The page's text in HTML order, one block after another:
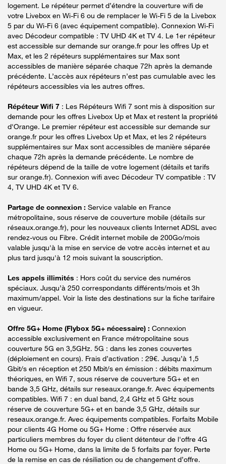
logement. Le répéteur permet d’étendre la couverture wifi de
votre Livebox en Wi-Fi 6 ou de remplacer le Wi-Fi 5 de la Livebox
5 par du Wi-Fi 6 (avec équipement compatible). Connexion Wi-Fi
avec Décodeur compatible : TV UHD 4K et TV 4. Le 1er répéteur
est accessible sur demande sur orange.fr pour les offres Up et
Max, et les 2 répéteurs supplémentaires sur Max sont
accessibles de manière séparée chaque 72h après la demande
précédente. L’accès aux répéteurs n’est pas cumulable avec les
répéteurs accessibles via les autres offres.
Répéteur Wifi 7 : Les Répéteurs Wifi 7 sont mis à disposition sur
demande pour les offres Livebox Up et Max et restent la propriété
d'Orange. Le premier répéteur est accessible sur demande sur
orange.fr pour les offres Livebox Up et Max, et les 2 répéteurs
supplémentaires sur Max sont accessibles de manière séparée
chaque 72h après la demande précédente. Le nombre de
répéteurs dépend de la taille de votre logement (détails et tarifs
sur orange.fr). Connexion wifi avec Décodeur TV compatible : TV
4, TV UHD 4K et TV 6.
Partage de connexion : Service valable en France
métropolitaine, sous réserve de couverture mobile (détails sur
réseaux.orange.fr), pour les nouveaux clients Internet ADSL avec
rendez-vous ou Fibre. Crédit internet mobile de 200Go/mois
valable jusqu'à la mise en service de votre accès internet et au
plus tard jusqu'à 12 mois suivant la souscription.
Les appels illimités : Hors coût du service des numéros
spéciaux. Jusqu’à 250 correspondants différents/mois et 3h
maximum/appel. Voir la liste des destinations sur la fiche tarifaire
en vigueur.
Offre 5G+ Home (Flybox 5G+ nécessaire) : Connexion
accessible exclusivement en France métropolitaine sous
couverture 5G en 3,5GHz. 5G : dans les zones couvertes
(déploiement en cours). Frais d’activation : 29€. Jusqu’à 1,5
Gbit/s en réception et 250 Mbit/s en émission : débits maximum
théoriques, en Wifi 7, sous réserve de couverture 5G+ et en
bande 3,5 GHz, détails sur reseaux.orange.fr. Avec équipements
compatibles. Wifi 7 : en dual band, 2,4 GHz et 5 GHz sous
réserve de couverture 5G+ et en bande 3,5 GHz, détails sur
reseaux.orange.fr. Avec équipements compatibles. Forfaits Mobile
pour clients 4G Home ou 5G+ Home : Offre réservée aux
particuliers membres du foyer du client détenteur de l'offre 4G
Home ou 5G+ Home, dans la limite de 5 forfaits par foyer. Perte
de la remise en cas de résiliation ou de changement d’offre.